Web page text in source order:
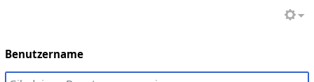
Benutzername